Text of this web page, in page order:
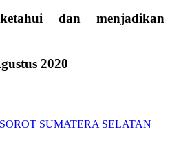
dan menjadikan
2020
SOROT SUMATERA SELATAN